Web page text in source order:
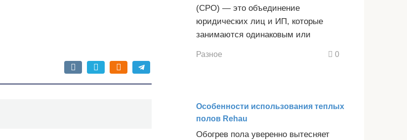
(СРО) — это объединение
юридических лиц и ИП, которые
занимаются одинаковым или
Разное 0
Особенности использования теплых
полов Rehau
Обогрев пола уверенно вытесняет